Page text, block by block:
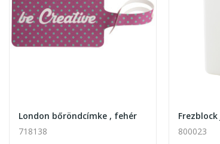
London bőröndcímke , fehér
718138
800023